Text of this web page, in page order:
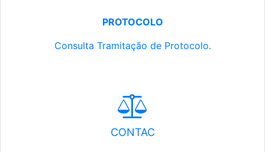
PROTOCOLO
Consulta Tramitação de Protocolo.
CONTAC